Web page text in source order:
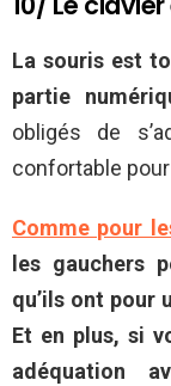
La souris est
partie
obligés de
confortable
Comme pour
les gauchers
qu’ils ont pour
Et en plus, si
adéquation